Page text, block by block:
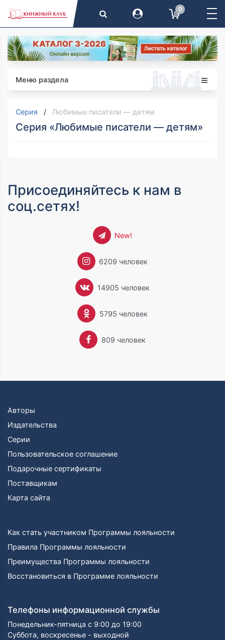
0
Меню раздела
Серия Любимые писатели — детям
Серия «Любимые писатели — детям»
Присоединяйтесь к нам в
соц.сетях!
New!
6209 человек
14905 человек
5795 человек
809 человек
Авторы
Издательства
Серии
Пользовательское соглашение
Подарочные сертификаты
Поставщикам
Карта сайта
Как стать участником Программы лояльности
Правила Программы лояльности
Преимущества Программы лояльности
Восстановиться в Программе лояльности
Телефоны информационной службы
Понедельник-пятница с 9:00 до 19:00
Суббота, воскресенье - выходной